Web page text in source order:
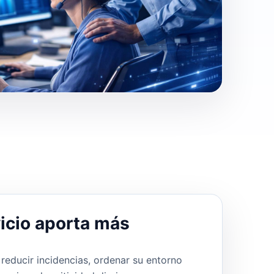
aporta más
incidencias, ordenar su entorno